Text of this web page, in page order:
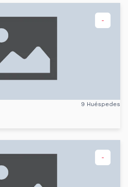
-
9 Huéspedes
-